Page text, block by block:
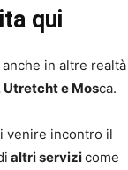
qui
in altre realtà
Utretcht e Mosca.
venire incontro il
altri servizicome